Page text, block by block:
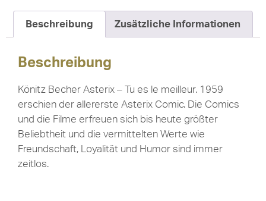
Beschreibung Zusätzliche Informationen
Beschreibung
Könitz Becher Asterix – Tu es le meilleur. 1959
erschien der allererste Asterix Comic. Die Comics
und die Filme erfreuen sich bis heute größter
Beliebtheit und die vermittelten Werte wie
Freundschaft, Loyalität und Humor sind immer
zeitlos.